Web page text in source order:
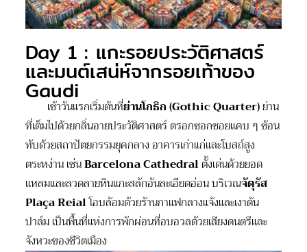
Day 1 : แกะรอยประวัติศาสตร์
และมนต์เสน่ห์จากรอยเท้าของ
Gaudi
เช้าวันแรกเริ่มต้นที่ย่านโกธิก (Gothic Quarter)ย่าน
ที่เต็มไปด้วยกลิ่นอายประวัติศาสตร์ ตรอกซอกซอยแคบ ๆ ซ้อน
ทับด้วยสถาปัตยกรรมยุคกลาง อาคารเก่าแก่และโบสถ์สูง
ตระหง่าน เช่นBarcelona Cathedralตั้งเด่นด้วยยอด
แหลมและลวดลายหินแกะสลักอันละเอียดอ่อน บริเวณจัตุรัส
Plaça Reialโอบล้อมด้วยร้านกาแฟกลางแจ้งและเงาต้น
ปาล์ม เป็นพื้นที่แห่งการพักผ่อนที่อบอวลด้วยเสียงดนตรีและ
จังหวะของชีวิตเมือง